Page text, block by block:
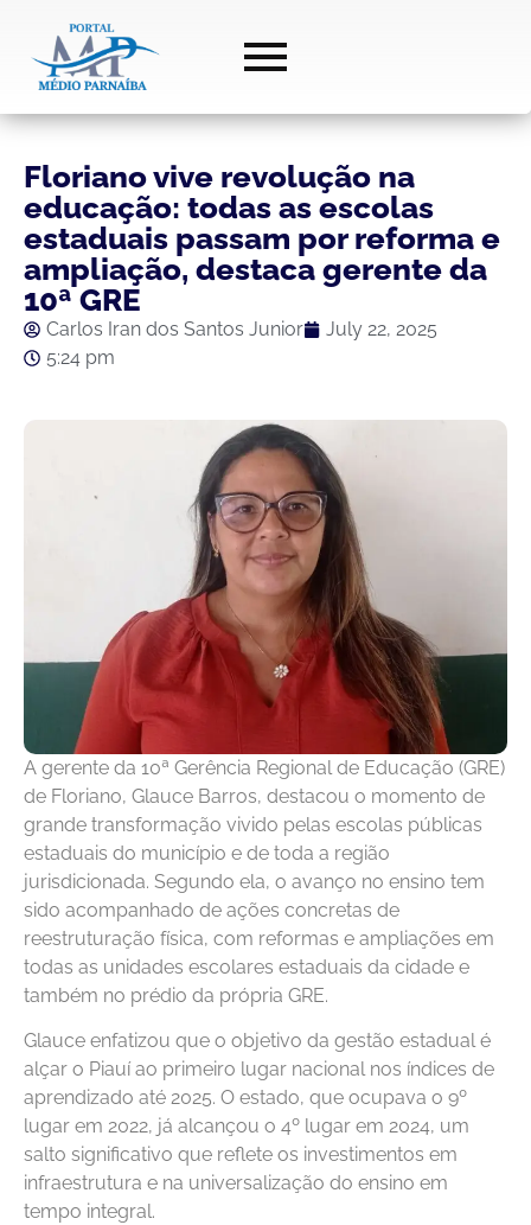
Floriano vive revolução na
educação: todas as escolas
estaduais passam por reforma e
ampliação, destaca gerente da
10ª GRE
Carlos Iran dos Santos Junior
July 22, 2025
5:24 pm
A gerente da 10ª Gerência Regional de Educação (GRE)
de Floriano, Glauce Barros, destacou o momento de
grande transformação vivido pelas escolas públicas
estaduais do município e de toda a região
jurisdicionada. Segundo ela, o avanço no ensino tem
sido acompanhado de ações concretas de
reestruturação física, com reformas e ampliações em
todas as unidades escolares estaduais da cidade e
também no prédio da própria GRE.
Glauce enfatizou que o objetivo da gestão estadual é
alçar o Piauí ao primeiro lugar nacional nos índices de
aprendizado até 2025. O estado, que ocupava o 9º
lugar em 2022, já alcançou o 4º lugar em 2024, um
salto significativo que reflete os investimentos em
infraestrutura e na universalização do ensino em
tempo integral.